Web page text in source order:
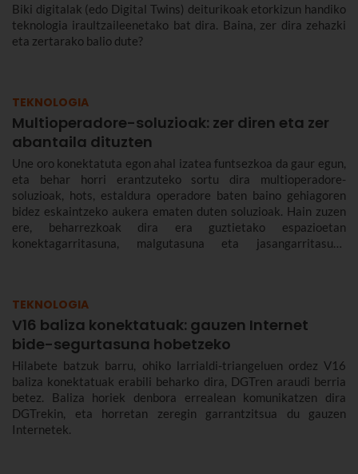
Biki digitalak (edo Digital Twins) deiturikoak etorkizun handiko
teknologia iraultzaileenetako bat dira. Baina, zer dira zehazki
eta zertarako balio dute?
TEKNOLOGIA
Multioperadore-soluzioak: zer diren eta zer
abantaila dituzten
Une oro konektatuta egon ahal izatea funtsezkoa da gaur egun,
eta behar horri erantzuteko sortu dira multioperadore-
soluzioak, hots, estaldura operadore baten baino gehiagoren
bidez eskaintzeko aukera ematen duten soluzioak. Hain zuzen
ere, beharrezkoak dira era guztietako espazioetan
konektagarritasuna, malgutasuna eta jasangarritasuna
TEKNOLOGIA
V16 baliza konektatuak: gauzen Internet
bide-segurtasuna hobetzeko
Hilabete batzuk barru, ohiko larrialdi-triangeluen ordez V16
baliza konektatuak erabili beharko dira, DGTren araudi berria
betez. Baliza horiek denbora errealean komunikatzen dira
DGTrekin, eta horretan zeregin garrantzitsua du gauzen
Internetek.